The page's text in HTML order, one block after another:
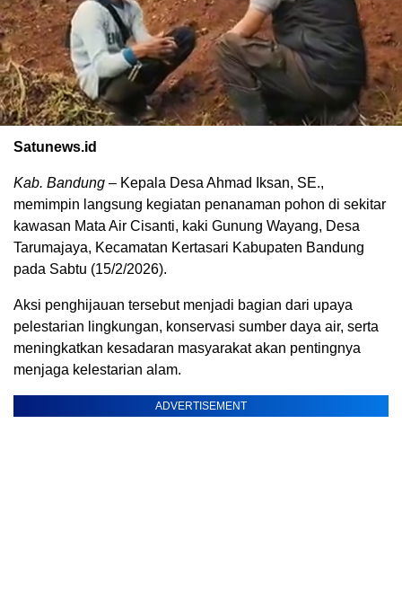
Satunews.id
Kab. Bandung – Kepala Desa Ahmad Iksan, SE.,
memimpin langsung kegiatan penanaman pohon di sekitar
kawasan Mata Air Cisanti, kaki Gunung Wayang, Desa
Tarumajaya, Kecamatan Kertasari Kabupaten Bandung
pada Sabtu (15/2/2026).
Aksi penghijauan tersebut menjadi bagian dari upaya
pelestarian lingkungan, konservasi sumber daya air, serta
meningkatkan kesadaran masyarakat akan pentingnya
menjaga kelestarian alam.
ADVERTISEMENT